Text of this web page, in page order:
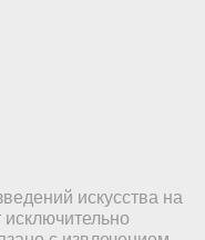
искусства на